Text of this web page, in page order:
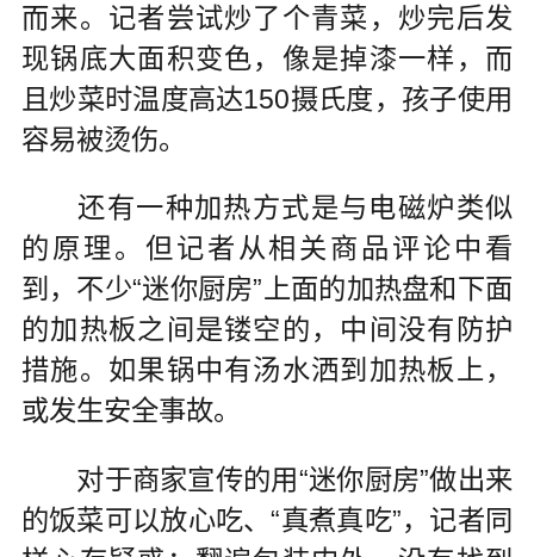
而来。记者尝试炒了个青菜，炒完后发
现锅底大面积变色，像是掉漆一样，而
且炒菜时温度高达150摄氏度，孩子使用
容易被烫伤。
还有一种加热方式是与电磁炉类似
的原理。但记者从相关商品评论中看
到，不少“迷你厨房”上面的加热盘和下面
的加热板之间是镂空的，中间没有防护
措施。如果锅中有汤水洒到加热板上，
或发生安全事故。
对于商家宣传的用“迷你厨房”做出来
的饭菜可以放心吃、“真煮真吃”，记者同